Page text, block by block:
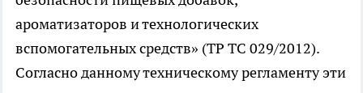
ароматизаторов и технологических
вспомогательных средств» (ТР ТС 029/2012).
Согласно данному техническому регламенту эти